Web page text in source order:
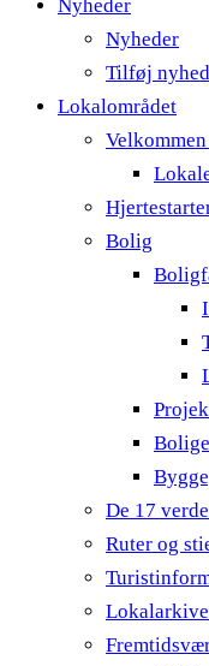
Nyheder
Nyheder
Tilføj nyhed
Lokalområdet
Bolig
De 17
Ruter og